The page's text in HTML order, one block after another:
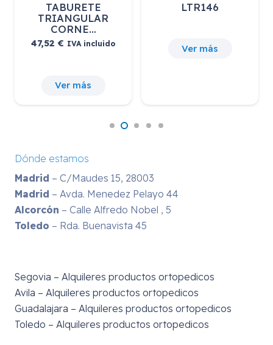
LTR146
Ver más
TABURETE DE
Ver más
Dónde estamos
Madrid – C/Maudes 15, 28003
Madrid – Avda. Menedez Pelayo 44
Alcorcón – Calle Alfredo Nobel , 5
Toledo – Rda. Buenavista 45
Segovia – Alquileres productos ortopedicos
Avila – Alquileres productos ortopedicos
Guadalajara – Alquileres productos ortopedicos
Toledo – Alquileres productos ortopedicos